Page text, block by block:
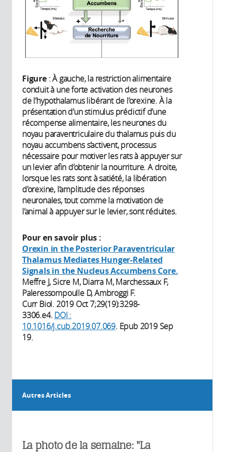
Figure : À gauche, la restriction alimentaire
conduit à une forte activation des neurones
de l’hypothalamus libérant de l’orexine. À la
présentation d’un stimulus prédictif d’une
récompense alimentaire, les neurones du
noyau paraventriculaire du thalamus puis du
noyau accumbens s’activent, processus
nécessaire pour motiver les rats à appuyer sur
un levier afin d’obtenir la nourriture. A droite,
lorsque les rats sont à satiété, la libération
d’orexine, l’amplitude des réponses
neuronales, tout comme la motivation de
l’animal à appuyer sur le levier, sont réduites.
Pour en savoir plus :
Orexin in the Posterior Paraventricular
Thalamus Mediates Hunger-Related
Signals in the Nucleus Accumbens Core.
Meffre J, Sicre M, Diarra M, Marchessaux F,
Paleressompoulle D, Ambroggi F.
Curr Biol. 2019 Oct 7;29(19):3298-
3306.e4. DOI :
10.1016/j.cub.2019.07.069. Epub 2019 Sep
19.
Autres Articles
La photo de la semaine: "La